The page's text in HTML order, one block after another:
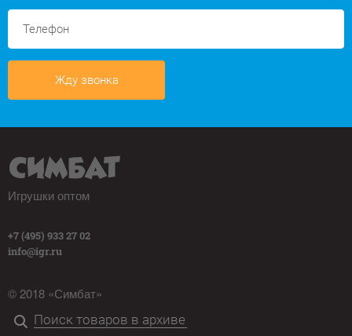
Жду звонка
Игрушки оптом
+7 (495) 933 27 02
info@igr.ru
© 2018 «Симбат»